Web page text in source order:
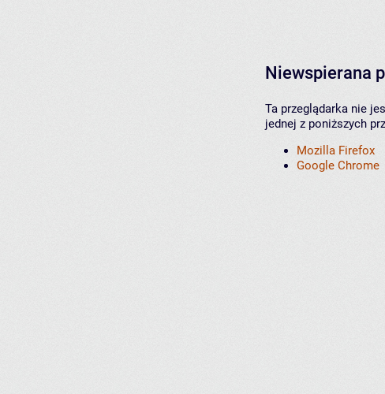
Niewspierana
Ta przeglądarka nie
jednej z poniższych
Mozilla Firefox
Google Chrome